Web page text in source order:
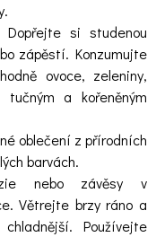
si studenou
zápěstí. Konzumujte
ovoce, zeleniny,
a kořeněným
oblečení z přírodních
barvách.
nebo závěsy v
Větrejte brzy ráno a
Používejte